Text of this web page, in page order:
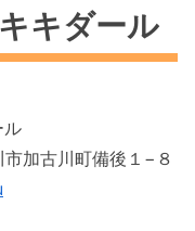
キダール
ル
加古川町備後１−８